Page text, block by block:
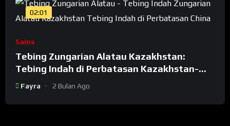
02:01
Sains
Tebing Zungarian Alatau Kazakhstan:
Tebing Indah di Perbatasan Kazakhstan-
China
Fayra 2 Bulan Ago